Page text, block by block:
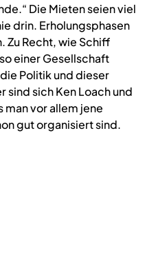
Die Mieten seien viel
drin. Erholungsphasen
Zu Recht, wie Schiff
einer Gesellschaft
Politik und dieser
sind sich Ken Loach und
man vor allem jene
gut organisiert sind.